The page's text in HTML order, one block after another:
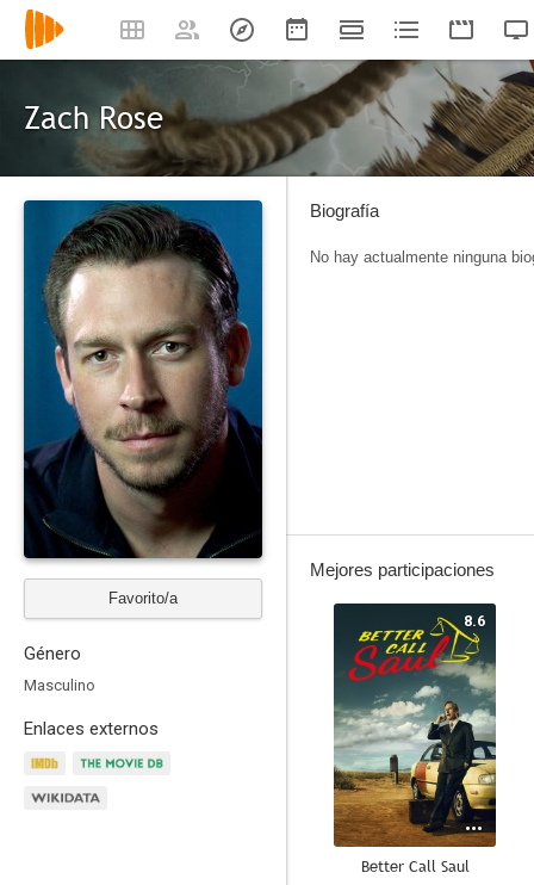
Zach Rose
Favorito/a
Género
Masculino
Enlaces externos
Biografía
No hay actualmente ninguna
Mejores participaciones
8.6
Better Call Saul